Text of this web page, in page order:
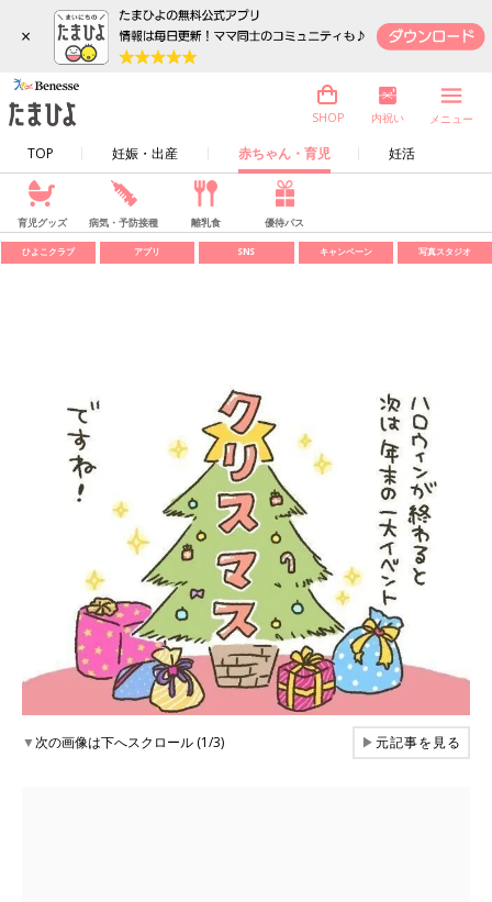
×
TOP 妊娠・出産 赤ちゃん・育児 妊活
SHOP 内祝い メニュー
育児グッズ 病気・予防接種 離乳食 優待パス
ひよこクラブ アプリ SNS キャンペーン 写真スタジオ
▼次の画像は下へスクロール (1/3) ▶元記事を見る